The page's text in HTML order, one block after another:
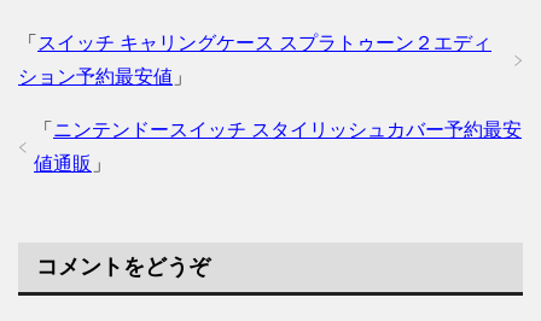
「 スイッチ キャリングケース スプラトゥーン２エディ
ション予約最安値 」
「 ニンテンドースイッチ スタイリッシュカバー予約最安
値通販 」
コメントをどうぞ